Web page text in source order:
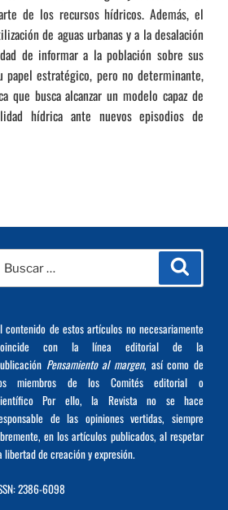
de los recursos hídricos. Además, el
de aguas urbanas y a la desalación
de informar a la población sobre sus
papel estratégico, pero no determinante,
que busca alcanzar un modelo capaz de
hídrica ante nuevos episodios de
por:
contenido de estos artículos no necesariamente
con la línea editorial de la
Pensamiento al margen, así como de
miembros de los Comités editorial o
Por ello, la Revista no se hace
de las opiniones vertidas, siempre
en los artículos publicados, al respetar
libertad de creación y expresión.
2386-6098